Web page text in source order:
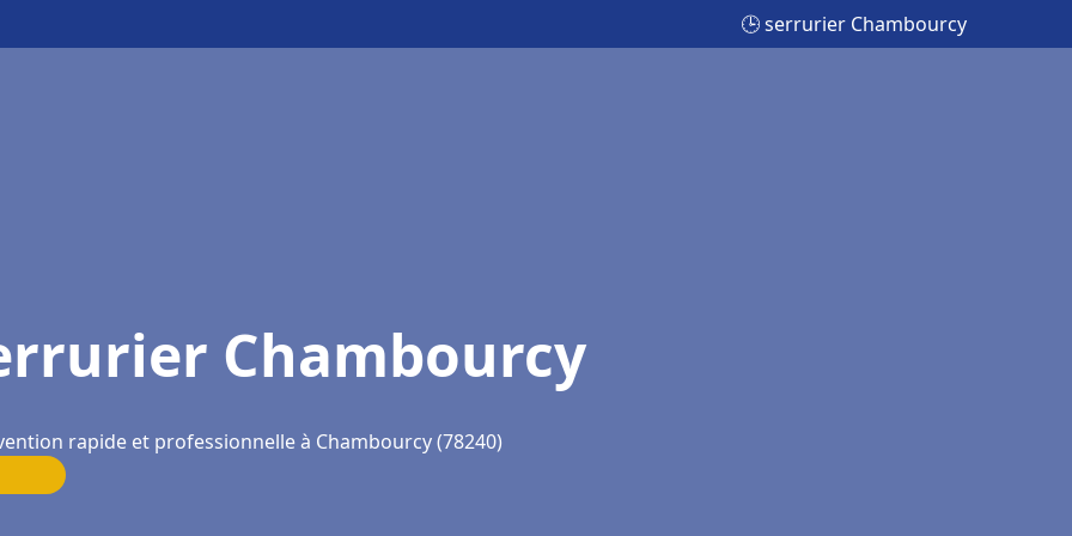
🕒 serrurier Chambourcy
Chambourcy
rapide et professionnelle à Chambourcy (78240)